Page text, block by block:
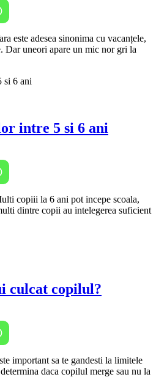
adesea sinonima cu vacanțele,
Dar uneori apare un mic nor gri la
intre 5 si 6 ani
copiii la 6 ani pot incepe scoala,
dintre copii au intelegerea suficient
culcat copilul?
important sa te gandesti la limitele
daca copilul merge sau nu la